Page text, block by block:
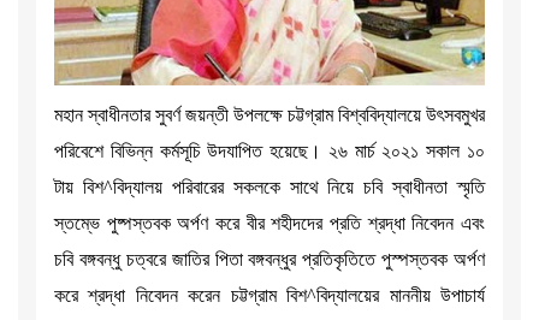
মহান স্বাধীনতার সুবর্ণ জয়ন্তী উপলক্ষে চট্টগ্রাম বিশ্ববিদ্যালয়ে উৎসবমুখর
পরিবেশে বিভিন্ন কর্মসূচি উদযাপিত হয়েছে। ২৬ মার্চ ২০২১ সকাল ১০
টায় বিশ^বিদ্যালয় পরিবারের সকলকে সাথে নিয়ে চবি স্বাধীনতা স্মৃতি
স্তম্ভে পুষ্পস্তবক অর্পণ করে বীর শহীদদের প্রতি শ্রদ্ধা নিবেদন এবং
চবি বঙ্গবন্ধু চত্বরে জাতির পিতা বঙ্গবন্ধুর প্রতিকৃতিতে পুস্পস্তবক অর্পণ
করে শ্রদ্ধা নিবেদন করেন চট্টগ্রাম বিশ^বিদ্যালয়ের মাননীয় উপাচার্য